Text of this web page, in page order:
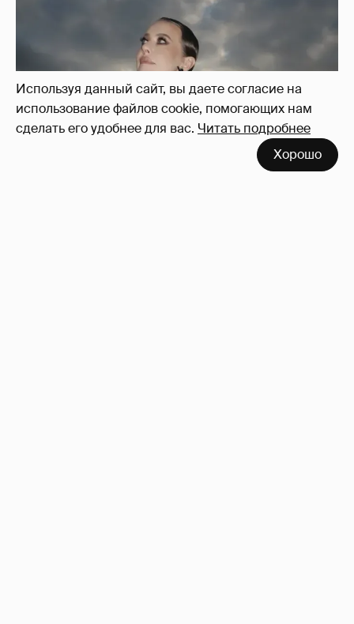
Используя данный сайт, вы даете согласие на
использование файлов cookie, помогающих нам
сделать его удобнее для вас. Читать подробнее
Хорошо